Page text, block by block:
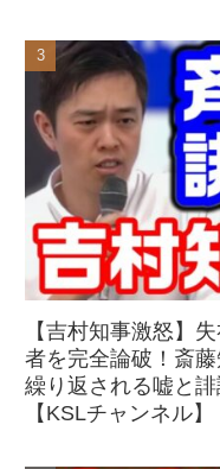
【吉村知事激怒】
者を完全論破！斎藤
繰り返される嘘と
【KSLチャンネル】